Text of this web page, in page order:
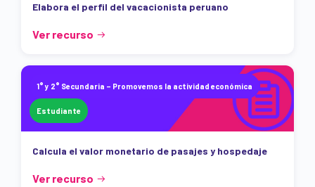
Elabora el perfil del vacacionista peruano
Ver recurso
1° y 2° Secundaria – Promovemos la actividad económica
Estudiante
Calcula el valor monetario de pasajes y hospedaje
Ver recurso